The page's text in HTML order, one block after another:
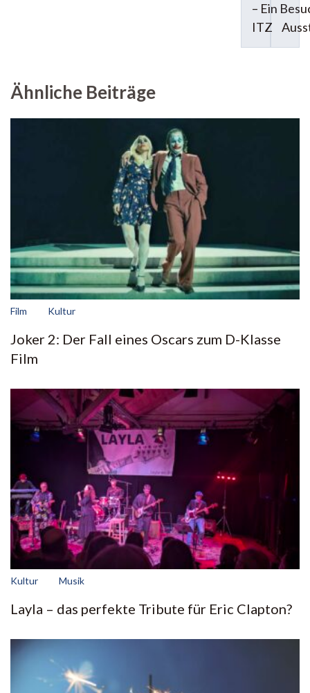
– Ein
ITZ
Ähnliche Beiträge
Film Kultur
Joker 2: Der Fall eines Oscars zum D-Klasse
Film
Kultur Musik
Layla – das perfekte Tribute für Eric Clapton?